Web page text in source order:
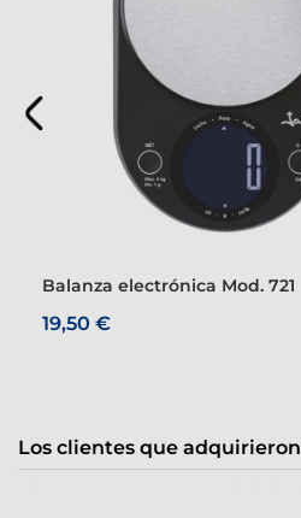
Balanza electrónica Mod. 721
19,50 €
Los clientes que